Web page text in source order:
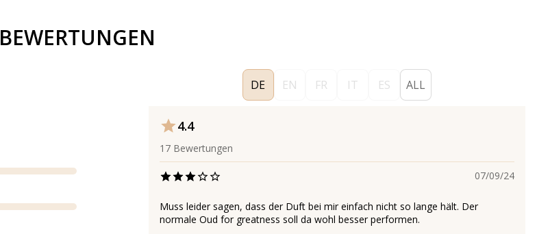
BEWERTUNGEN
DE EN FR IT ES ALL
4.4
17 Bewertungen
07/09/24
Muss leider sagen, dass der Duft bei mir einfach nicht so lange hält. Der
normale Oud for greatness soll da wohl besser performen.